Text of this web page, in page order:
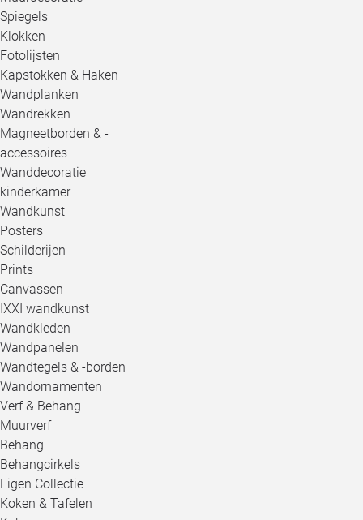
Spiegels
Klokken
Fotolijsten
Kapstokken & Haken
Wandplanken
Wandrekken
Magneetborden & -
accessoires
Wanddecoratie
kinderkamer
Wandkunst
Posters
Schilderijen
Prints
Canvassen
IXXI wandkunst
Wandkleden
Wandpanelen
Wandtegels & -borden
Wandornamenten
Verf & Behang
Muurverf
Behang
Behangcirkels
Eigen Collectie
Koken & Tafelen